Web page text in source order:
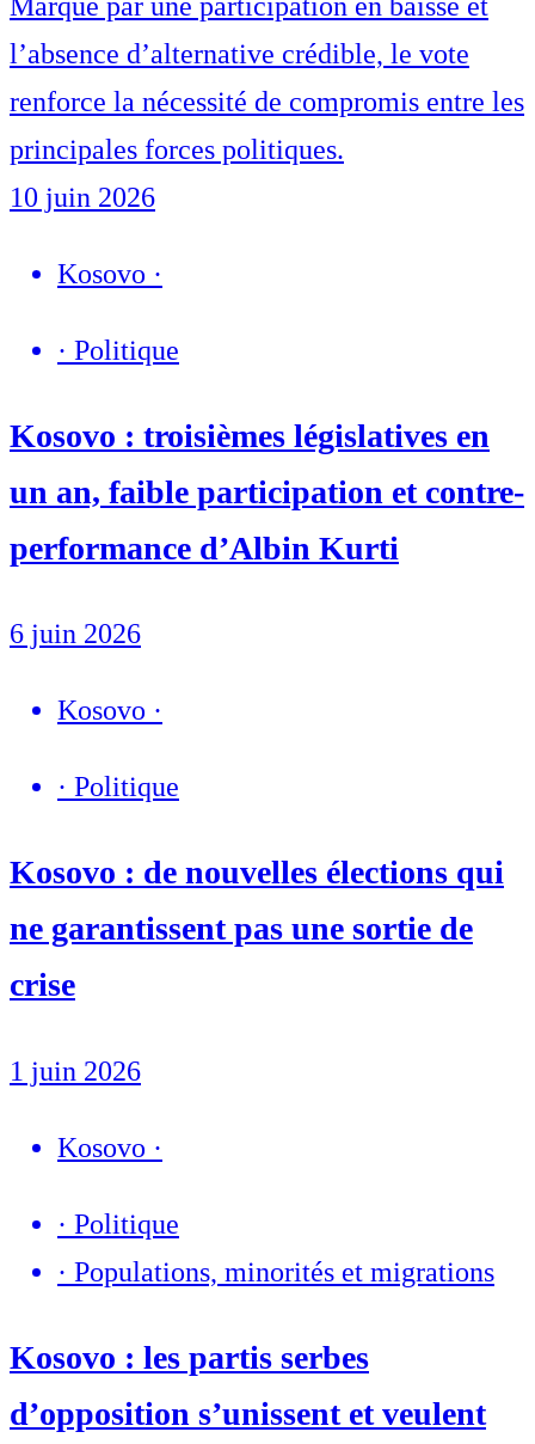
Marqué par une participation en baisse et
l’absence d’alternative crédible, le vote
renforce la nécessité de compromis entre les
principales forces politiques.
10 juin 2026
Kosovo ·
· Politique
Kosovo : troisièmes législatives en
un an, faible participation et contre-
performance d’Albin Kurti
6 juin 2026
Kosovo ·
· Politique
Kosovo : de nouvelles élections qui
ne garantissent pas une sortie de
crise
1 juin 2026
Kosovo ·
· Politique
· Populations, minorités et migrations
Kosovo : les partis serbes
d’opposition s’unissent et veulent